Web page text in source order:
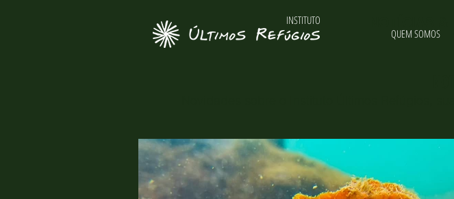
INSTITUTO
QUEM SOMOS